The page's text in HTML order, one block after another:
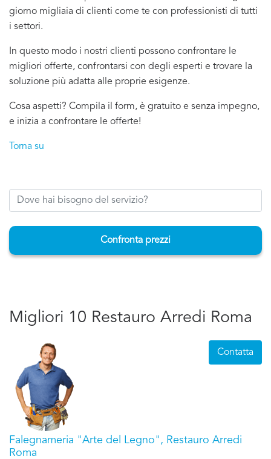
giorno migliaia di clienti come te con professionisti di tutti
i settori.
In questo modo i nostri clienti possono confrontare le
migliori offerte, confrontarsi con degli esperti e trovare la
soluzione più adatta alle proprie esigenze.
Cosa aspetti? Compila il form, è gratuito e senza impegno,
e inizia a confrontare le offerte!
Torna su
Confronta prezzi
Migliori 10 Restauro Arredi Roma
Falegnameria "Arte del Legno", Restauro Arredi
Roma
Contatta